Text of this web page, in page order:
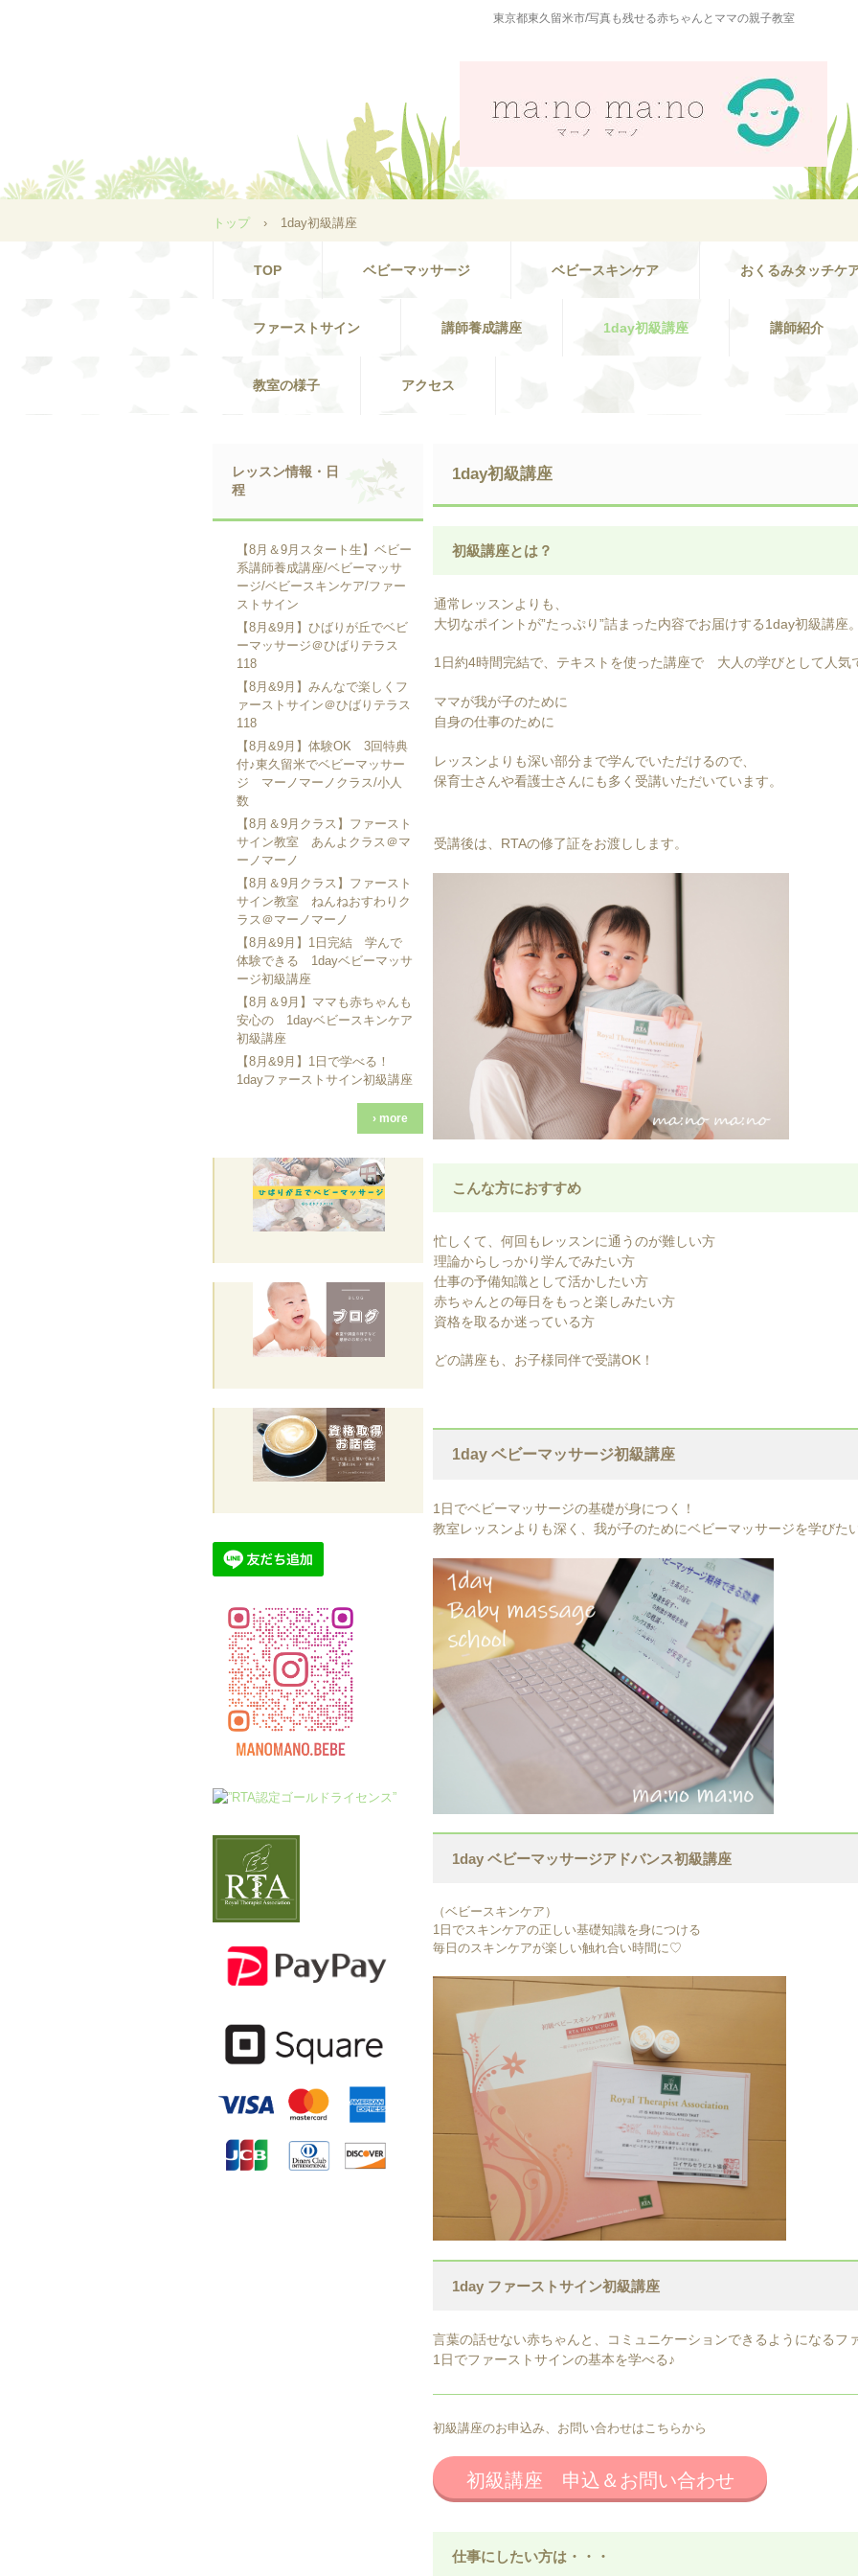
東京都東久留米市/写真も残せる赤ちゃんとママの親子教室
トップ › 1day初級講座
TOP ベビーマッサージ ベビースキンケア おくるみタッチケ
ファーストサイン 講師養成講座 1day初級講座 講師紹介
教室の様子 アクセス
1day初級講座
初級講座とは？
通常レッスンよりも、
大切なポイントが”たっぷり”詰まった内容でお届けする1day初級講座
1日約4時間完結で、テキストを使った講座で 大人の学びとして人気
ママが我が子のために
自身の仕事のために
レッスンよりも深い部分まで学んでいただけるので、
保育士さんや看護士さんにも多く受講いただいています。
受講後は、RTAの修了証をお渡しします。
こんな方におすすめ
忙しくて、何回もレッスンに通うのが難しい方
理論からしっかり学んでみたい方
仕事の予備知識として活かしたい方
赤ちゃんとの毎日をもっと楽しみたい方
資格を取るか迷っている方
どの講座も、お子様同伴で受講OK！
1day ベビーマッサージ初級講座
1日でベビーマッサージの基礎が身につく！
教室レッスンよりも深く、我が子のためにベビーマッサージを学びた
1day ベビーマッサージアドバンス初級講座
（ベビースキンケア）
1日でスキンケアの正しい基礎知識を身につける
毎日のスキンケアが楽しい触れ合い時間に♡
1day ファーストサイン初級講座
言葉の話せない赤ちゃんと、コミュニケーションできるようになるフ
1日でファーストサインの基本を学べる♪
初級講座のお申込み、お問い合わせはこちらから
初級講座 申込＆お問い合わせ
仕事にしたい方は・・・
レッスン情報・日
程
【8月＆9月スタート生】ベビー
系講師養成講座/ベビーマッサ
ージ/ベビースキンケア/ファー
ストサイン
【8月&9月】ひばりが丘でベビ
ーマッサージ＠ひばりテラス
118
【8月&9月】みんなで楽しくフ
ァーストサイン＠ひばりテラス
118
【8月&9月】体験OK 3回特典
付♪東久留米でベビーマッサー
ジ マーノマーノクラス/小人
数
【8月＆9月クラス】ファースト
サイン教室 あんよクラス＠マ
ーノマーノ
【8月＆9月クラス】ファースト
サイン教室 ねんねおすわりク
ラス＠マーノマーノ
【8月&9月】1日完結 学んで
体験できる 1dayベビーマッサ
ージ初級講座
【8月＆9月】ママも赤ちゃんも
安心の 1dayベビースキンケア
初級講座
【8月&9月】1日で学べる！
1dayファーストサイン初級講座
› more